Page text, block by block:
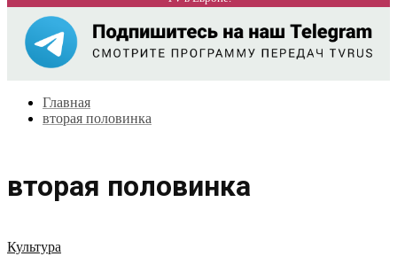
Главная
вторая половинка
вторая половинка
Культура